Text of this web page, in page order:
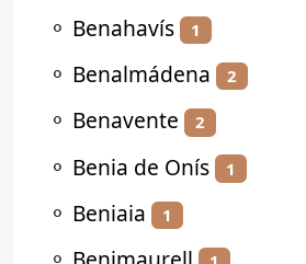
⚬ Benahavís 1
⚬ Benalmádena 2
⚬ Benavente 2
⚬ Benia de Onís 1
⚬ Beniaia 1